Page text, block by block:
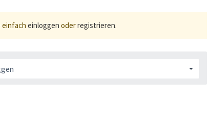
einfach einloggen oderregistrieren.